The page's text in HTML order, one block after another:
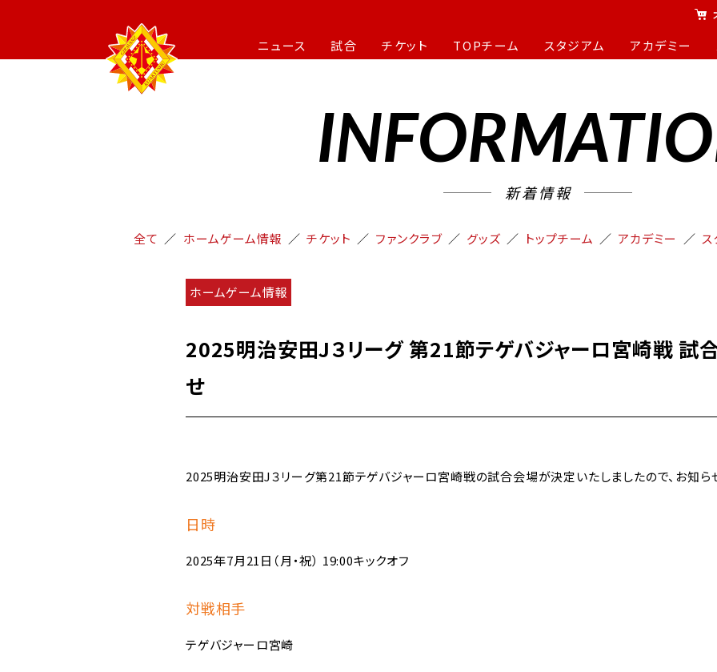
ニュース 試合 チケット TOPチーム スタジアム アカデミー
新着情報
全て ホームゲーム情報 チケット ファンクラブ グッズ トップチーム アカデミー ス
ホームゲーム情報
2025明治安田J３リーグ 第21節テゲバジャーロ宮崎戦 試
せ
2025明治安田J３リーグ第21節テゲバジャーロ宮崎戦の試合会場が決定いたしましたので、お知ら
日時
2025年7月21日（月・祝） 19:00キックオフ
対戦相手
テゲバジャーロ宮崎